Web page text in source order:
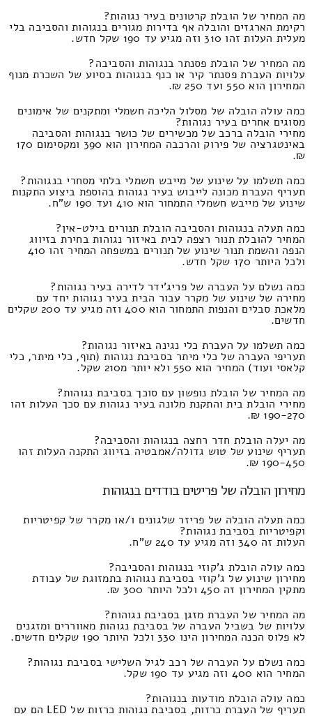
מה המחיר של הובלת קרטונים בעיר נגוהות?
רקימת הארגזים והובלה אף בדירות מגורים בנגוהות והסביבה בלי
מעלית העלות זהו 310 וזה מגיע עד 190 שקל חדש.
מה המחיר של הובלת פסנתר בנגוהות והסביבה?
עלויות העברת פסנתר קיר או כנף בנגוהות בסיוע של השכרת מנוף
המחירון הוא 550 ועד 250 ₪.
כמה עולה הובלה של מסלול הליכה חשמלי ומתקנים של אימונים
מסוגים אחרים בעיר נגוהות?
מחירי הובלה ברכב של מכשירים של כושר בנגוהות והסביבה
באינטגרציה של פירוק והרכבה המחירון הוא 390 ומקסימום 170
₪.
כמה תשלמו על שינוע של מייבש חשמלי בלתי מסחרי בנגוהות?
תעריף העברת מכונה לייבוש בעיר נגוהות בהוספת ביצוע התקנות
שינוע של מייבש חשמלי התמחור הוא 410 ועד 190 ש"ח.
כמה תעלה בנגוהות והסביבה הובלת תנורים בילט-אין?
המחיר להובלת תנור רצפה לבית באיזור נגוהות בחירת בזיווג
הנפה והשמת תנור שינוע של תנורים במשפחה המחיר זהו 410
ולכל היותר 170 שקל חדש.
כמה נשלם על העברה של פריג'ידר לדירה בעיר נגוהות?
מחירה של שינוע של מקרר עבור הבית בעיר נגוהות יחד עם
מלאכת סבלים והנפות התמחור הוא 400 וזה מגיע עד 200 שקלים
חדשים.
כמה תשלמו על העברת כלי נגינה באיזור נגוהות?
תעריפי העברה של כלי מיתר בסביבת נגוהות (תוף, כלי מיתר, כלי
קלאסי ועוד) המחיר הוא 550 ולא יותר מ210 שקל.
מה המחיר של הובלת נופשון עם סוכך בסביבת נגוהות?
מחירי הובלת בית והתקנת מלונה בעיר נגוהות עם סכך העלות זהו
190-270 ₪.
מה יעלה הובלת חדר רחצה בנגוהות והסביבה?
תעריף שינוע של טוש גדולה/אמבטיה בזיווג התקנה העלות זהו
190-450 ₪.
מחירון הובלה של פריטים בודדים בנגוהות
כמה תעלה הובלה של פריזר שלגונים ו/או מקרר של קפיטריות
וקפיטריות בסביבת נגוהות?
העלות זה 340 וזה מגיע עד 240 ש"ח.
כמה עולה הובלת ג'קוזי בנגוהות והסביבה?
מחירון שינוע של ג'קוזי בסביבת נגוהות בתמזוגת של עבודת
מתקין המחירון זה 450 ולכל היותר 300 ₪.
מה המחיר של העברת מזגן בסביבת נגוהות?
עלויות של בשביל העברה של בסביבת נגוהות מאווררים ומזגנים
לא פלוס הכנה המחירון הינו 330 ולכל היותר 190 שקלים חדשים.
כמה נשלם על העברה של רכב לגיל השלישי בסביבת נגוהות?
המחיר הוא 400 וזה מגיע עד 190 שקל.
כמה עולה הובלת מודעות בנגוהות?
תעריף של העברת כרזות, בסביבת נגוהות כרזות של LED הם עם